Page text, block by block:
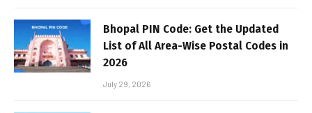
Bhopal PIN Code: Get the Updated
List of All Area-Wise Postal Codes in
2026
July 29, 2026